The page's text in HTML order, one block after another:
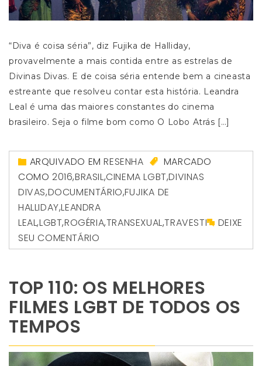
“Diva é coisa séria”, diz Fujika de Halliday,
provavelmente a mais contida entre as estrelas de
Divinas Divas. E de coisa séria entende bem a cineasta
estreante que resolveu contar esta história. Leandra
Leal é uma das maiores constantes do cinema
brasileiro. Seja o filme bom como O Lobo Atrás […]
ARQUIVADO EMRESENHA
MARCADO
COMO 2016,BRASIL,CINEMA LGBT,DIVINAS
DIVAS,DOCUMENTÁRIO,FUJIKA DE
HALLIDAY,LEANDRA
LEAL,LGBT,ROGÉRIA,TRANSEXUAL,TRAVESTI
DEIXE
SEU COMENTÁRIO
TOP 110: OS MELHORES
FILMES LGBT DE TODOS OS
TEMPOS